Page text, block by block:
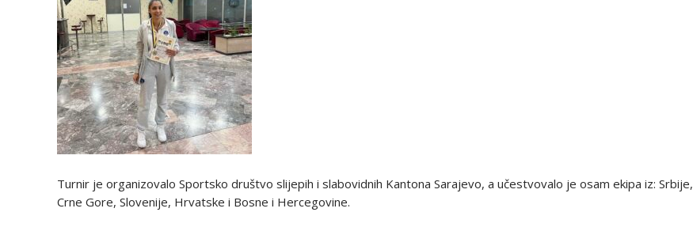
Turnir je organizovalo Sportsko društvo slijepih i slabovidnih Kantona Sarajevo, a učestvovalo je osam ekipa iz: Srbije,
Crne Gore, Slovenije, Hrvatske i Bosne i Hercegovine.